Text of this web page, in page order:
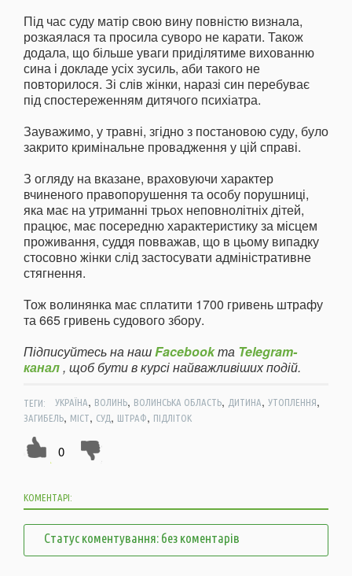
Під час суду матір свою вину повністю визнала,
розкаялася та просила суворо не карати. Також
додала, що більше уваги приділятиме вихованню
сина і докладе усіх зусиль, аби такого не
повторилося. Зі слів жінки, наразі син перебуває
під спостереженням дитячого психіатра.
Зауважимо, у травні, згідно з постановою суду, було
закрито кримінальне провадження у цій справі.
З огляду на вказане, враховуючи характер
вчиненого правопорушення та особу порушниці,
яка має на утриманні трьох неповнолітніх дітей,
працює, має посередню характеристику за місцем
проживання, суддя повважав, що в цьому випадку
стосовно жінки слід застосувати адміністративне
стягнення.
Тож волинянка має сплатити 1700 гривень штрафу
та 665 гривень судового збору.
Підписуйтесь на нашFacebookта Telegram-
канал, щоб бути в курсі найважливіших подій.
ТЕГИ: УКРАЇНА, ВОЛИНЬ, ВОЛИНСЬКА ОБЛАСТЬ, ДИТИНА, УТОПЛЕННЯ,
ЗАГИБЕЛЬ, МІСТ, СУД, ШТРАФ, ПІДЛІТОК
0
КОМЕНТАРІ:
Статус коментування: без коментарів